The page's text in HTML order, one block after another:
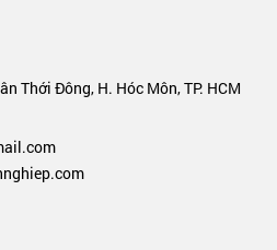
Thới Đông, H. Hóc Môn, TP. HCM